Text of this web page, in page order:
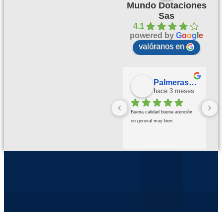
Mundo Dotaciones
Sas
4.1
powered by Goog e
valóranos en
Palmeras Doradas
hace 3 meses
Buena calidad buena atención
en general muy bien